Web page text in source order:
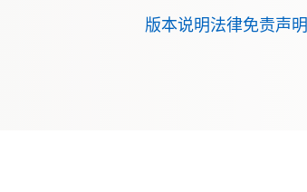
版本说明法律免责声明